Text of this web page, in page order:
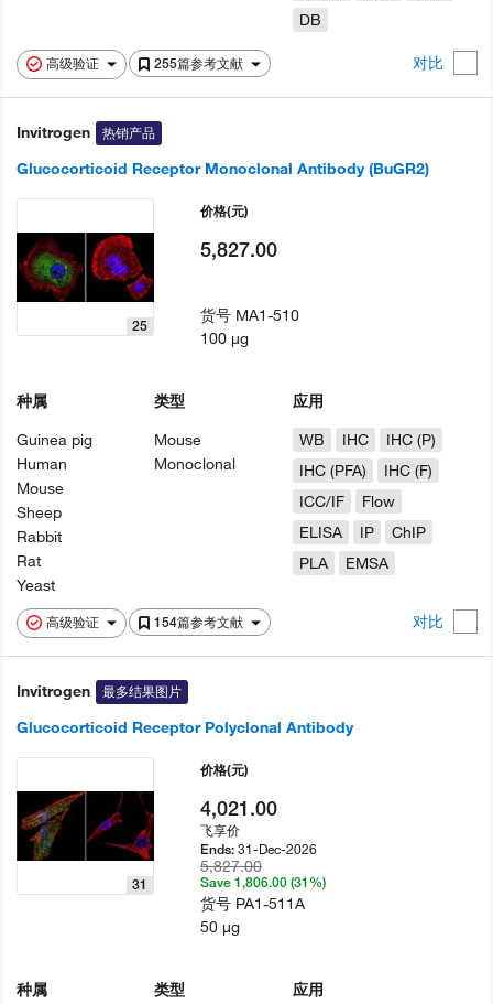
高级验证 255篇参考文献 对比
DB
Invitrogen 热销产品
Glucocorticoid Receptor Monoclonal Antibody (BuGR2)
高级验证 154篇参考文献 对比
25
种属
Guinea pig
Human
Mouse
Sheep
Rabbit
Rat
Yeast
类型
Mouse
Monoclonal
应用
WB
IHC
IHC (P)
IHC (PFA)
IHC (F)
ICC/IF
Flow
ELISA
IP
ChIP
PLA
EMSA
价格(元)
5,827.00
货号 MA1-510
100 µg
Invitrogen 最多结果图片
Glucocorticoid Receptor Polyclonal Antibody
31
种属
类型
应用
价格(元)
4,021.00
飞享价
Ends:31-Dec-2026
5,827.00
Save 1,806.00 (31%)
货号 PA1-511A
50 µg